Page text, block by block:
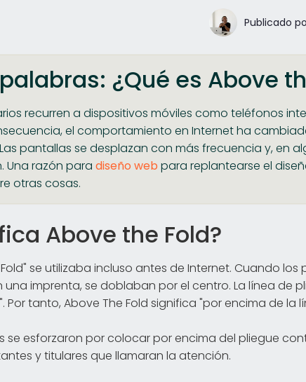
Publicado
¿Qué es Above
recurren a dispositivos móviles como teléfonos
el comportamiento en Internet ha
pantallas se desplazan con más frecuencia y, en
Una razón para diseño web para replantearse el
otras cosas.
Above the Fold?
se utilizaba incluso antes de Internet. Cuando los
imprenta, se doblaban por el centro. La línea de
Por tanto, Above The Fold significa "por encima de la
se esforzaron por colocar por encima del pliegue
y titulares que llamaran la atención.